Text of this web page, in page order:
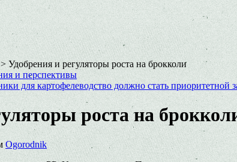
>Удобрения и регуляторы роста на брокколи
и перспективы
для картофелеводство должно стать приоритетной
роста на
Ogorodnik